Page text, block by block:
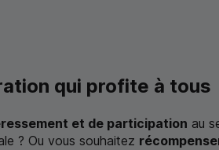
qui profite à tous
et de participation au
? Ou vous souhaitez